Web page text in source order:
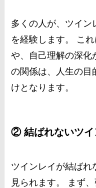
多くの人が、ツイン
を経験します。 こ
や、自己理解の深化
の関係は、人生の目
けとなります。
② 結ばれないツイ
ツインレイが結ばれ
見られます。 まず